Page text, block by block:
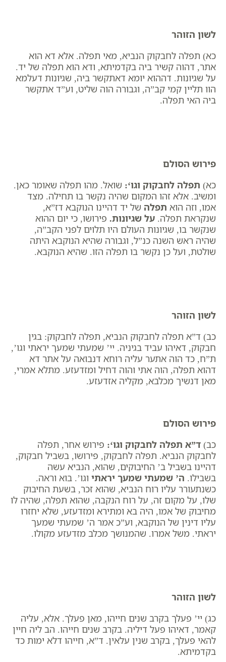
לשון הזוהר
כא) תפלה לחבקוק הנביא, מאי תפלה. אלא דא הוא
אתר, דהוה קשיר ביה בקדמיתא, ודא הוא תפלה של יד.
על שגיונות. דההוא יומא דאתקשר ביה, שגיונות דעלמא
הוו תליין קמי קב”ה, וגבורה הוה שליט, וע”ד אתקשר
ביה האי תפלה.
פירוש הסולם
כא) תפלה לחבקוק וגו‘: שואל. מהו תפלה שאומר כאן.
ומשיב. אלא זהו המקום שהיה נקשר בו תחילה. מצד
אמו, וזה הוא תפלה של יד דהיינו הנוקבא דז”א,
שנקראת תפלה. על שגיונות. פירושו, כי יום ההוא
שנקשר בו, שגיונות העולם היו תלוים לפני הקב”ה,
שהיה ​ראש השנה כנ”ל, וגבורה שהיא הנוקבא היתה
שולטת, ועל כן נקשר בו תפלה הזו. שהיא הנוקבא.
לשון הזוהר
כב) ד”א תפלה לחבקוק הנביא, תפלה לחבקוק: בגין
חבקוק, דאיהו עביד בגיניה. יי’ שמעתי שמעך יראתי וגו’,
ת”ח, כד הוה אתער עליה רוחא דנבואה על אתר דא
דהוא תפלה, הוה אתי והוה דחיל ומזדעזע. מתלא אמרי,
מאן דנשיך מכלבא, מקליה אזדעזע.
פירוש הסולם
כב) ד”א תפלה לחבקוק וגו‘: פירוש אחר, תפלה
לחבקוק הנביא. תפלה לחבקוק, פירושו, בשביל חבקוק,
דהיינו בשביל ב’ החיבוקים, שהוא, הנביא עשה
בשבילו. ה’ שמעתי שמעך יראתי וגו’. בוא וראה.
כשנתעורר עליו רוח הנביא, שהוא זכר, בשעת החיבוק
שלו, על מקום זה, על רוח הנקבה, שהוא תפלה, שהיה לו
מחיבוק של אמו, היה בא ומתירא ומזדעזע, שלא יחזרו
עליו דינין של הנוקבא, וע”כ אמר ה’ שמעתי שמעך
יראתי. משל אמרו. שהמנושך מכלב מזדעזע מקולו.
לשון הזוהר
כג) יי’ פעלך בקרב שנים חייהו, מאן פעלך. אלא, עליה
קאמר, דאיהו פעל דיליה. בקרב שנים חייהו. הב ליה חיין
להאי פעלך, בקרב שנין עלאין. ד”א, חייהו דלא ימות כד
בקדמיתא.